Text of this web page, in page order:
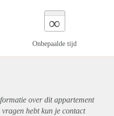
∞
Onbepaalde tijd
over ditappartement
hebt kun je contact